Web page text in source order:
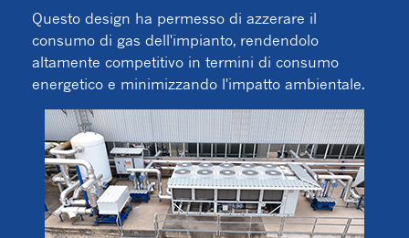
Questo design ha permesso di azzerare il
consumo di gas dell'impianto, rendendolo
altamente competitivo in termini di consumo
energetico e minimizzando l'impatto ambientale.